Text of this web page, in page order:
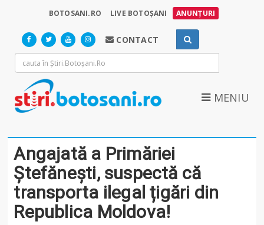
BOTOSANI.RO LIVE BOTOȘANI ANUNȚURI
CONTACT
MENIU
Angajată a Primăriei
Ștefănești, suspectă că
transporta ilegal țigări din
Republica Moldova!